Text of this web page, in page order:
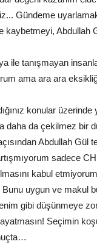
Gündeme
kaybetmeyi, Abdullah
ile tanışmayan
ama ara ara
konular
daha da çekilmez bir
Abdullah Gül
sadece
kabul
uygun ve makul
gibi düşünmeye
Seçimin